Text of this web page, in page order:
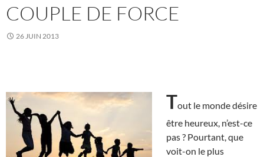
COUPLE DE FORCE
26 JUIN 2013
Tout le monde désire
être heureux, n’est-ce
pas ? Pourtant, que
voit-on le plus